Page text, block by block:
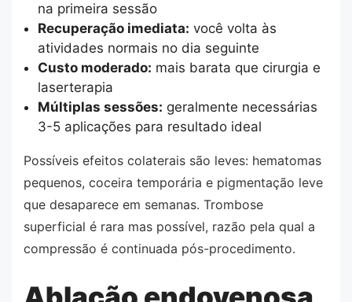
na primeira sessão
Recuperação imediata: você volta às
atividades normais no dia seguinte
Custo moderado: mais barata que cirurgia e
laserterapia
Múltiplas sessões: geralmente necessárias
3-5 aplicações para resultado ideal
Possíveis efeitos colaterais são leves: hematomas
pequenos, coceira temporária e pigmentação leve
que desaparece em semanas. Trombose
superficial é rara mas possível, razão pela qual a
compressão é continuada pós-procedimento.